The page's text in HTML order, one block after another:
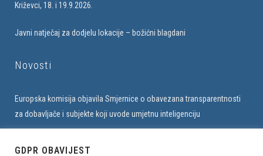
Križevci, 18. i 19.9.2026.
Javni natječaj za dodjelu lokacije – božićni blagdani
Novosti
Europska komisija objavila Smjernice o obavezana transparentnosti
za dobavljače i subjekte koji uvode umjetnu inteligenciju
GDPR OBAVIJEST